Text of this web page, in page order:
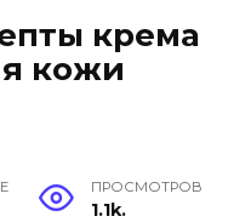
крема
кожи
ПРОСМОТРОВ
1.1k.